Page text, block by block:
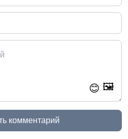
😊 🖼️
комментарий